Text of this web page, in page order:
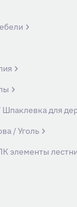
для
/ Уголь
элементы